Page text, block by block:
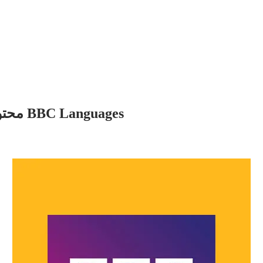
محتويات كورس تعلم اللغة الإيطالية مع BBC Languages